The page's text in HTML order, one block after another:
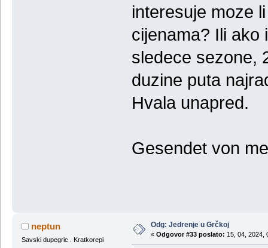
interesuje moze
cijenama? Ili ako
sledece sezone,
duzine puta
Hvala unapred.
Gesendet von
neptun
Savski dupegric . Kratkorepi
Odg: Jedrenje u Grčkoj
« Odgovor #33 poslato: 15, 04, 2024,